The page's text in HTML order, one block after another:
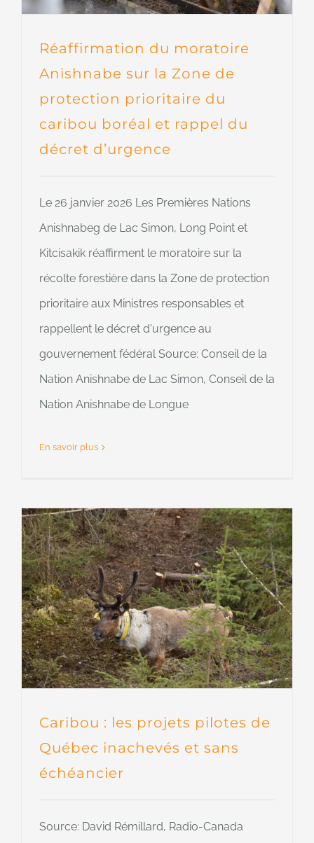
Réaffirmation du moratoire
Anishnabe sur la Zone de
protection prioritaire du
caribou boréal et rappel du
décret d’urgence
Le 26 janvier 2026 Les Premières Nations
Anishnabeg de Lac Simon, Long Point et
Kitcisakik réaffirment le moratoire sur la
récolte forestière dans la Zone de protection
prioritaire aux Ministres responsables et
rappellent le décret d'urgence au
gouvernement fédéral Source: Conseil de la
Nation Anishnabe de Lac Simon, Conseil de la
Nation Anishnabe de Longue
En savoir plus
Caribou : les projets pilotes de
Québec inachevés et sans
échéancier
Source: David Rémillard, Radio-Canada